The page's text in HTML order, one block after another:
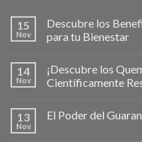
15
Nov
Descubre los
para tu Bienestar
14
Nov
¡Descubre los
Científicamente
13
Nov
El Poder del